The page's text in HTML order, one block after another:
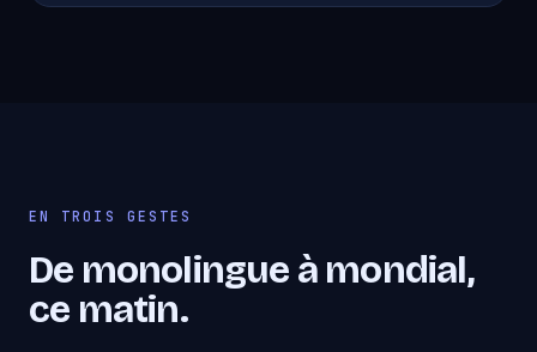
EN TROIS GESTES
De monolingue à mondial,
ce matin.